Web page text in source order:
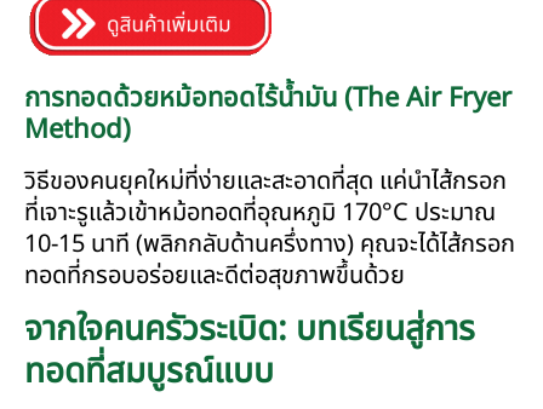
การทอดด้วยหม้อทอดไร้น้ำมัน (The Air Fryer
Method)
วิธีของคนยุคใหม่ที่ง่ายและสะอาดที่สุด แค่นำไส้กรอก
ที่เจาะรูแล้วเข้าหม้อทอดที่อุณหภูมิ 170°C ประมาณ
10-15 นาที (พลิกกลับด้านครึ่งทาง) คุณจะได้ไส้กรอก
ทอดที่กรอบอร่อยและดีต่อสุขภาพขึ้นด้วย
จากใจคนครัวระเบิด: บทเรียนสู่การ
ทอดที่สมบูรณ์แบบ